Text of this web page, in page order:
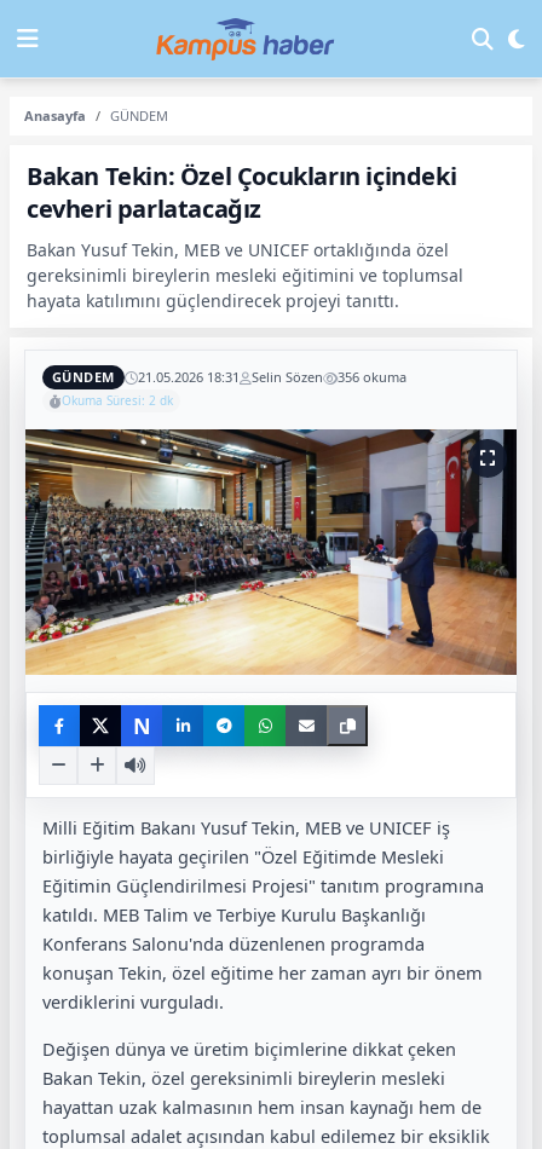
Anasayfa GÜNDEM
Bakan Tekin: Özel Çocukların içindeki
cevheri parlatacağız
Bakan Yusuf Tekin, MEB ve UNICEF ortaklığında özel
gereksinimli bireylerin mesleki eğitimini ve toplumsal
hayata katılımını güçlendirecek projeyi tanıttı.
GÜNDEM 21.05.2026 18:31 Selin Sözen 356 okuma
Okuma Süresi: 2 dk
N
Milli Eğitim Bakanı Yusuf Tekin, MEB ve UNICEF iş
birliğiyle hayata geçirilen "Özel Eğitimde Mesleki
Eğitimin Güçlendirilmesi Projesi" tanıtım programına
katıldı. MEB Talim ve Terbiye Kurulu Başkanlığı
Konferans Salonu'nda düzenlenen programda
konuşan Tekin, özel eğitime her zaman ayrı bir önem
verdiklerini vurguladı.
Değişen dünya ve üretim biçimlerine dikkat çeken
Bakan Tekin, özel gereksinimli bireylerin mesleki
hayattan uzak kalmasının hem insan kaynağı hem de
toplumsal adalet açısından kabul edilemez bir eksiklik